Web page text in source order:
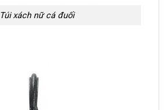
Túi xách nữ cá đuối